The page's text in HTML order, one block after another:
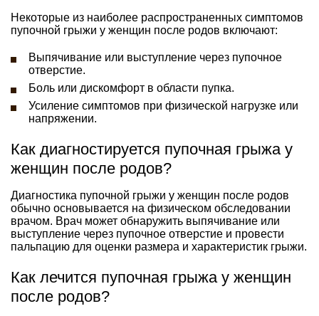
Некоторые из наиболее распространенных симптомов
пупочной грыжи у женщин после родов включают:
Выпячивание или выступление через пупочное
отверстие.
Боль или дискомфорт в области пупка.
Усиление симптомов при физической нагрузке или
напряжении.
Как диагностируется пупочная грыжа у
женщин после родов?
Диагностика пупочной грыжи у женщин после родов
обычно основывается на физическом обследовании
врачом. Врач может обнаружить выпячивание или
выступление через пупочное отверстие и провести
пальпацию для оценки размера и характеристик грыжи.
Как лечится пупочная грыжа у женщин
после родов?